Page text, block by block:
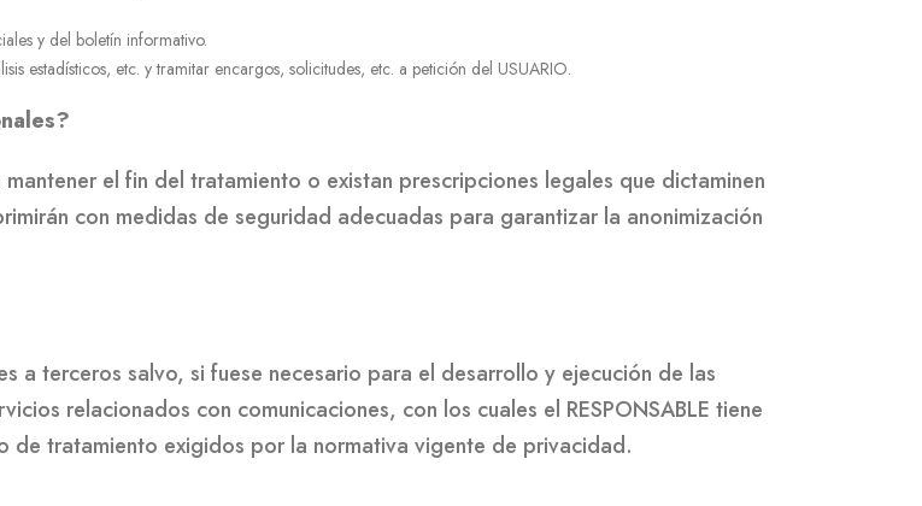
y del boletín informativo.
estadísticos, etc. y tramitar encargos, solicitudes, etc. a petición del USUARIO.
el fin del tratamiento o existan prescripciones legales que dictaminen
con medidas de seguridad adecuadas para garantizar la anonimización
a terceros salvo, si fuese necesario para el desarrollo y ejecución de las
relacionados con comunicaciones, con los cuales el RESPONSABLE tiene
tratamiento exigidos por la normativa vigente de privacidad.